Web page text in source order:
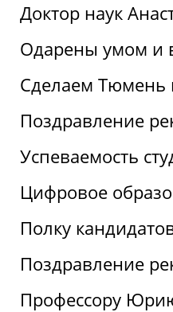
Доктор наук
Одарены умом и
Сделаем Тюмень
Поздравление
Успеваемость
Цифровое
Полку
Поздравление
Профессору